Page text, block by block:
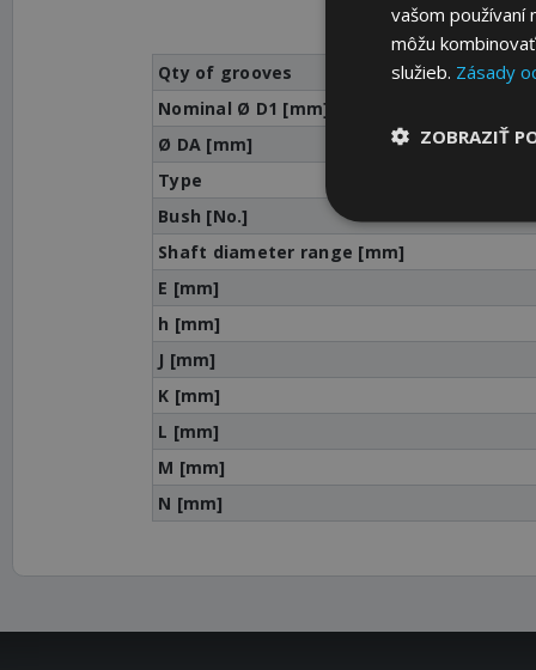
Qty of grooves
Nominal Ø D1 [mm]
Ø DA [mm]
Type
Bush [No.]
Shaft diameter range [mm]
E [mm]
h [mm]
J [mm]
K [mm]
L [mm]
M [mm]
N [mm]
vašom používaní
môžu
služieb. Zásady
ZOBRAZIŤ